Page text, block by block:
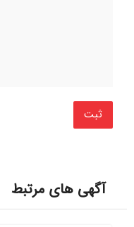
آگهی های مرتبط